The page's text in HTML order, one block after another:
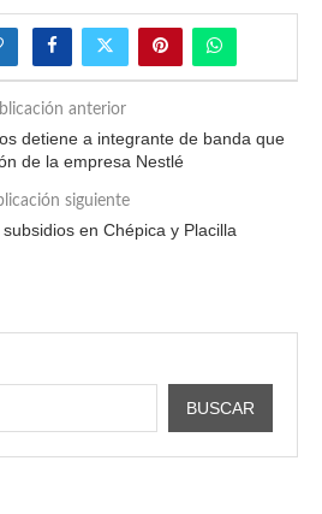
anterior
detiene a integrante de banda que
de la empresa Nestlé
siguiente
en Chépica y Placilla
BUSCAR